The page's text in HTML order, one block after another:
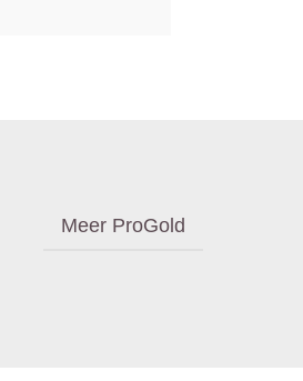
Meer ProGold